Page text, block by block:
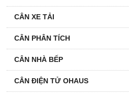
CÂN XE TẢI
CÂN PHÂN TÍCH
CÂN NHÀ BẾP
CÂN ĐIỆN TỬ OHAUS